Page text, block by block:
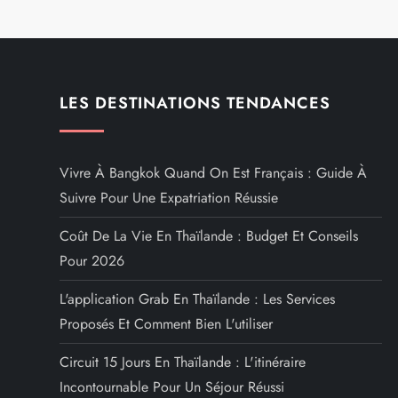
LES DESTINATIONS TENDANCES
Vivre À Bangkok Quand On Est Français : Guide À
Suivre Pour Une Expatriation Réussie
Coût De La Vie En Thaïlande : Budget Et Conseils
Pour 2026
L'application Grab En Thaïlande : Les Services
Proposés Et Comment Bien L'utiliser
Circuit 15 Jours En Thaïlande : L'itinéraire
Incontournable Pour Un Séjour Réussi